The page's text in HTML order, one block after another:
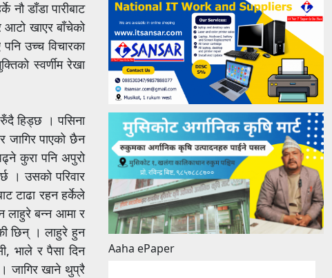
डाँडा पारीबाट
खाएर बाँचेको
उच्च विचारका
स्वर्णीम रेखा
हिड्छ । पसिना
जागिर पाएको छैन
कुरा पनि अपुरो
। उसको परिवार
टाढा रहन हर्केले
लाहुरे बन्न आमा र
छिन् । लाहुरे हुन
भाले र पैसा दिन
जागिर खाने थुप्रै
Aaha ePaper